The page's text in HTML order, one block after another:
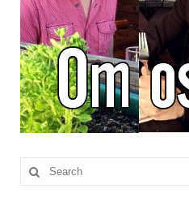
Quatre épices
Rosépepper
Salvie
Sar (bønneurt)
Selleriblader
Smaken av skog
Search
for: